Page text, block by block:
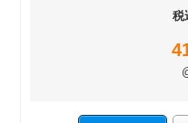
税